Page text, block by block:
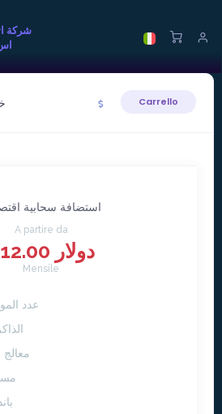
شركة
Carrello
استضافة سحابية
A partire da
$12.00 دولار
Mensile
عدد المواقع 3
الذاكرة 512
معالج 1200 ميجا هرتز